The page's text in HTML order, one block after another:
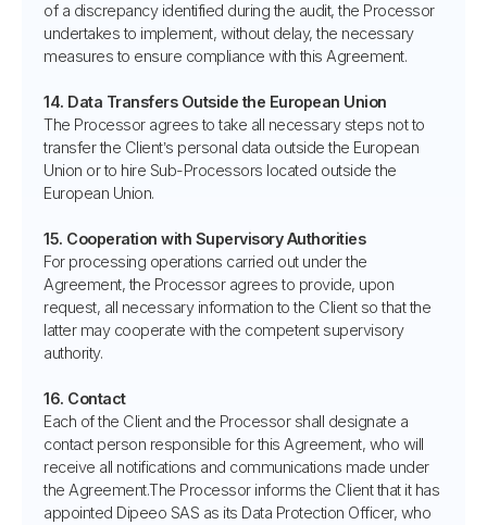
of a discrepancy identified during the audit, the Processor
undertakes to implement, without delay, the necessary
measures to ensure compliance with this Agreement.
14. Data Transfers Outside the European Union
The Processor agrees to take all necessary steps not to
transfer the Client’s personal data outside the European
Union or to hire Sub-Processors located outside the
European Union.
15. Cooperation with Supervisory Authorities
For processing operations carried out under the
Agreement, the Processor agrees to provide, upon
request, all necessary information to the Client so that the
latter may cooperate with the competent supervisory
authority.
16. Contact
Each of the Client and the Processor shall designate a
contact person responsible for this Agreement, who will
receive all notifications and communications made under
the Agreement.The Processor informs the Client that it has
appointed Dipeeo SAS as its Data Protection Officer, who